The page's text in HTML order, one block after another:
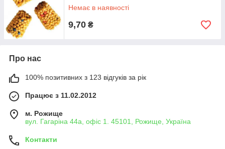
Немає в наявності
9,70 ₴
Про нас
100% позитивних з 123 відгуків за рік
Працює з 11.02.2012
м. Рожище
вул. Гагаріна 44а, офіс 1. 45101, Рожище, Україна
Контакти